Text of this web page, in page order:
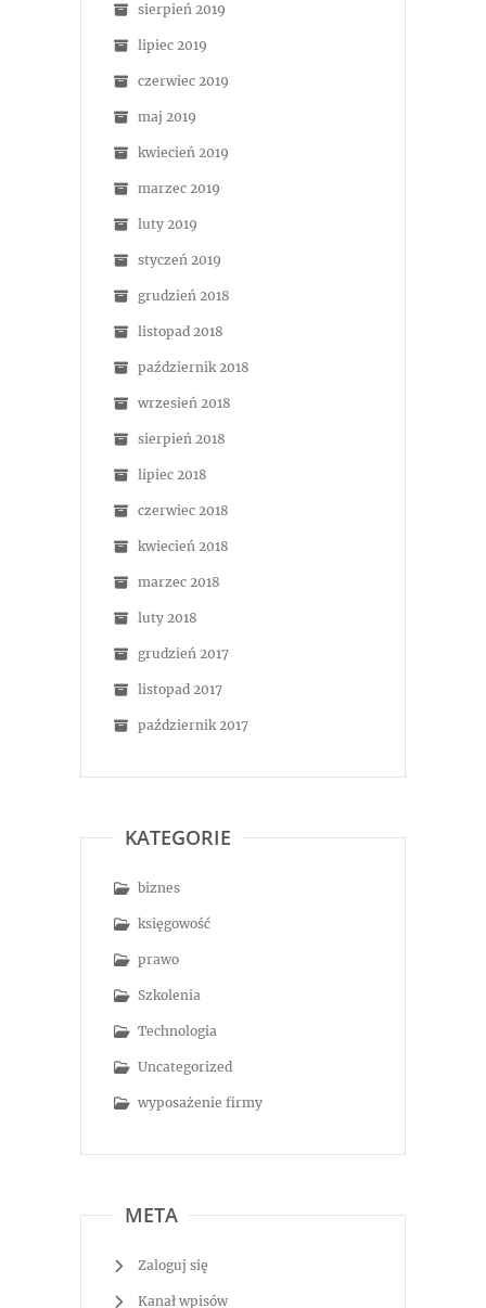
sierpień 2019
lipiec 2019
czerwiec 2019
maj 2019
kwiecień 2019
marzec 2019
luty 2019
styczeń 2019
grudzień 2018
listopad 2018
październik 2018
wrzesień 2018
sierpień 2018
lipiec 2018
czerwiec 2018
kwiecień 2018
marzec 2018
luty 2018
grudzień 2017
listopad 2017
październik 2017
KATEGORIE
biznes
księgowość
prawo
Szkolenia
Technologia
Uncategorized
wyposażenie firmy
META
Zaloguj się
Kanał wpisów